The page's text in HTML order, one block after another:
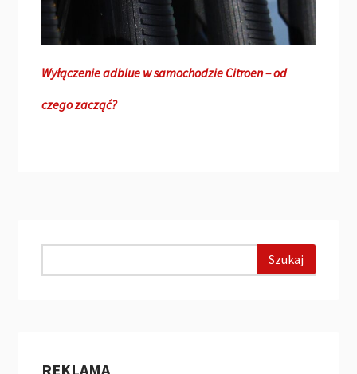
Wyłączenie adblue w samochodzie Citroen – od
czego zacząć?
REKLAMA